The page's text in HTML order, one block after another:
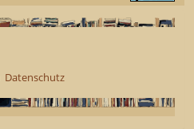
Datenschutz